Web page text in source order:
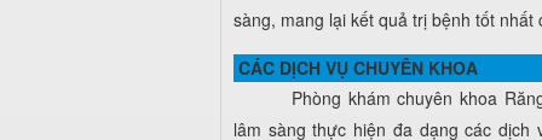
sàng, mang lại kết quả trị bệnh tốt nhất
CÁC DỊCH VỤ CHUYÊN KHOA
Phòng khám chuyên khoa
lâm sàng thực hiện đa dạng các